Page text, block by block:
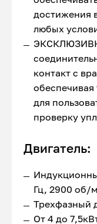
достижения
любых
контакт с
для
проверку
Двигатель:
Гц, 2900 об/
Трехфазный
От 4 до